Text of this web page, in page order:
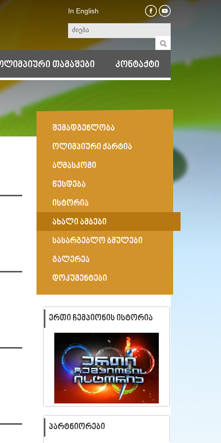
In English
თამაშები კონტაქტი
შემადგენლობა
ოლიმპიური ქარტია
აღმასკომი
წესდება
ისტორია
ახალი ამბები
სასარგებლო ბმულები
გალერეა
დოკუმენტები
ᲔᲠᲗᲘ ᲩᲔᲛᲞᲘᲝᲜᲘᲡ ᲘᲡᲢᲝᲠᲘᲐ
ᲞᲐᲠᲢᲜᲘᲝᲠᲔᲑᲘ